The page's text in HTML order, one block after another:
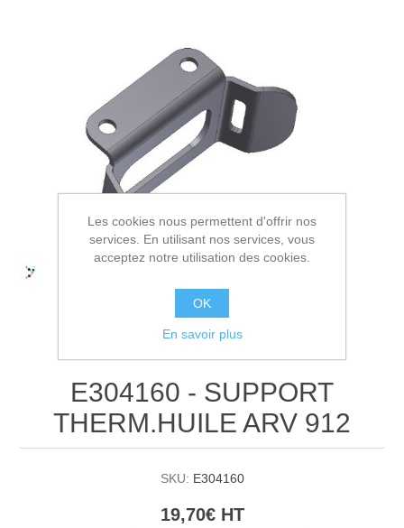
E304160 - SUPPORT
THERM.HUILE ARV 912
SKU: E304160
19,70€ HT
Les cookies nous permettent d'offrir nos
services. En utilisant nos services, vous
acceptez notre utilisation des cookies.
OK
En savoir plus